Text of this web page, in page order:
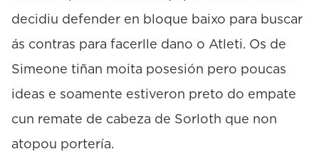
decidiu defender en bloque baixo para buscar
ás contras para facerlle dano o Atleti. Os de
Simeone tiñan moita posesión pero poucas
ideas e soamente estiveron preto do empate
cun remate de cabeza de Sorloth que non
atopou portería.